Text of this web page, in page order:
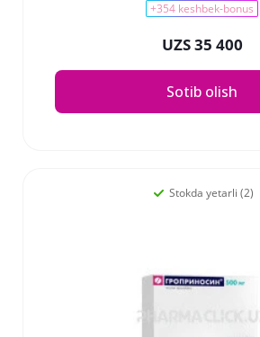
+354 keshbek-bonus
UZS 35 400
Sotib olish
Stokda yetarli (2)